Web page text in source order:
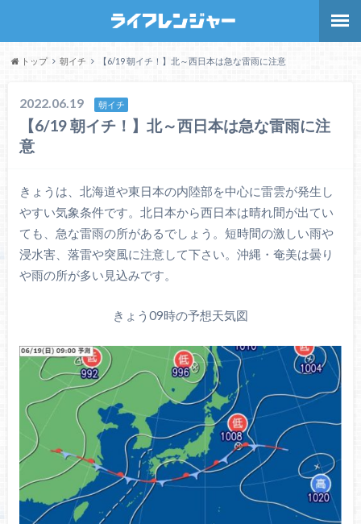
トップ 朝イチ 【6/19 朝イチ！】北～西日本は急な雷雨に注意
2022.06.19 朝イチ
【6/19 朝イチ！】北～西日本は急な雷雨に注
意
きょうは、北海道や東日本の内陸部を中心に雷雲が発生し
やすい気象条件です。北日本から西日本は晴れ間が出てい
ても、急な雷雨の所があるでしょう。短時間の激しい雨や
浸水害、落雷や突風に注意して下さい。沖縄・奄美は曇り
や雨の所が多い見込みです。
きょう09時の予想天気図